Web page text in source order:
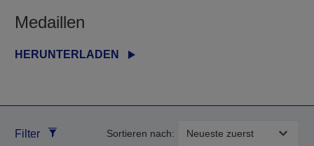
Medaillen
HERUNTERLADEN
Filter Sortieren nach: